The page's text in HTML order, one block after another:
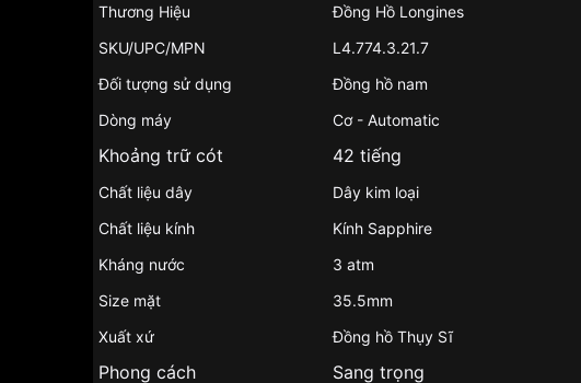
Thương Hiệu
Đồng Hồ Longines
SKU/UPC/MPN
L4.774.3.21.7
Đối tượng sử dụng
Đồng hồ nam
Dòng máy
Cơ - Automatic
Khoảng trữ cót 42 tiếng
Chất liệu dây
Dây kim loại
Chất liệu kính
Kính Sapphire
Kháng nước
3 atm
Size mặt
35.5mm
Xuất xứ
Đồng hồ Thụy Sĩ
Phong cách Sang trọng